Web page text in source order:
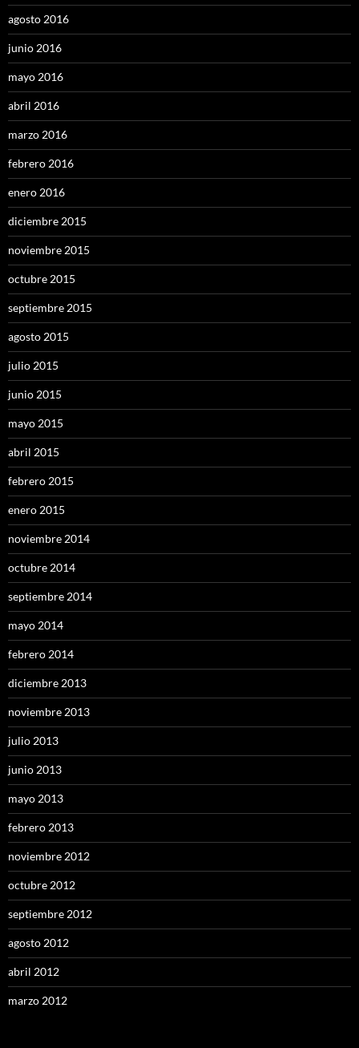
agosto 2016
junio 2016
mayo 2016
abril 2016
marzo 2016
febrero 2016
enero 2016
diciembre 2015
noviembre 2015
octubre 2015
septiembre 2015
agosto 2015
julio 2015
junio 2015
mayo 2015
abril 2015
febrero 2015
enero 2015
noviembre 2014
octubre 2014
septiembre 2014
mayo 2014
febrero 2014
diciembre 2013
noviembre 2013
julio 2013
junio 2013
mayo 2013
febrero 2013
noviembre 2012
octubre 2012
septiembre 2012
agosto 2012
abril 2012
marzo 2012